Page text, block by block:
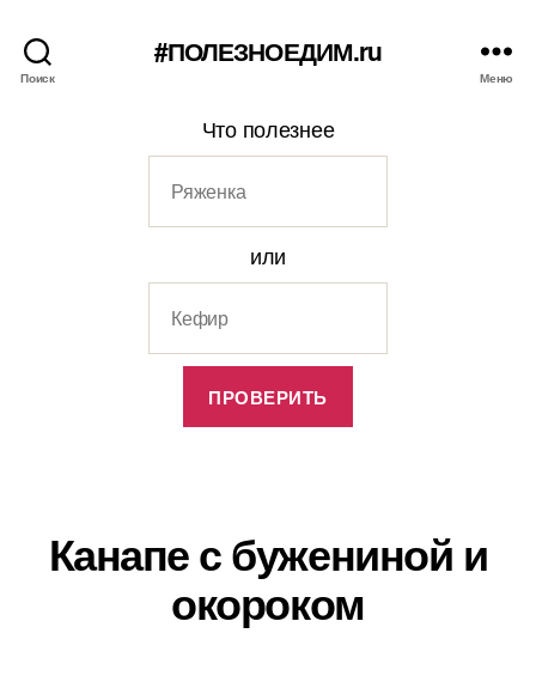
Поиск
#ПОЛЕЗНОЕДИМ.ru
Меню
Что полезнее
или
Канапе с бужениной и
окороком